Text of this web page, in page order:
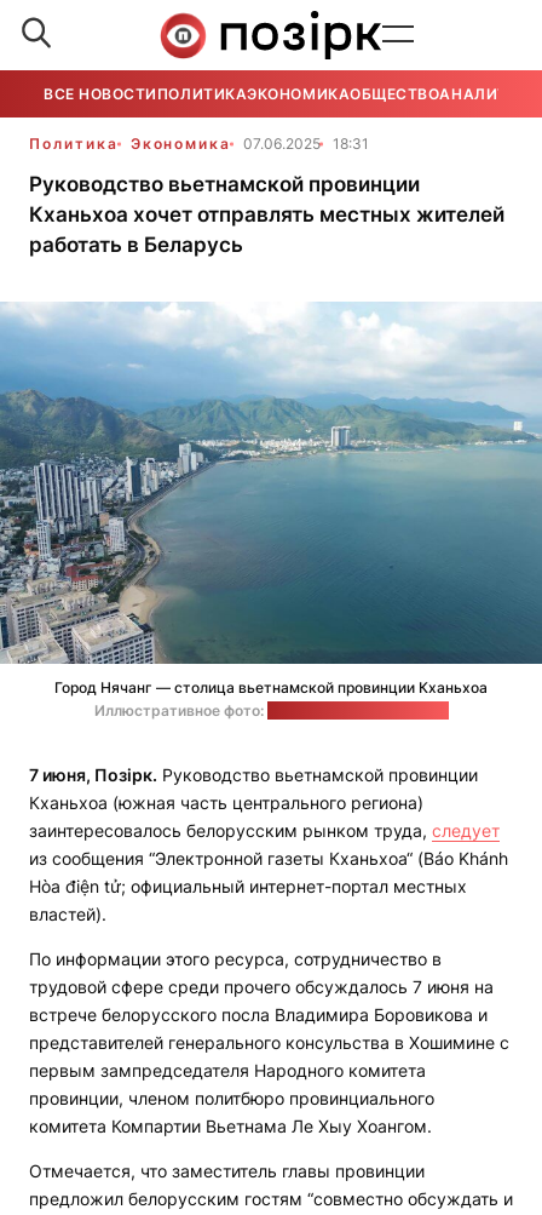
ВСЕ НОВОСТИ ПОЛИТИКАЭКОНОМИКАОБЩЕСТВОАНАЛИТИКА
Политика Экономика 07.06.2025 18:31
Руководство вьетнамской провинции
Кханьхоа хочет отправлять местных жителей
работать в Беларусь
Город Нячанг — столица вьетнамской провинции Кханьхоа
Иллюстративное фото:
7 июня, Позірк. Руководство вьетнамской провинции
Кханьхоа (южная часть центрального региона)
заинтересовалось белорусским рынком труда, следует
из сообщения “Электронной газеты Кханьхоа“ (Báo Khánh
Hòa điện tử; официальный интернет-портал местных
властей).
По информации этого ресурса, сотрудничество в
трудовой сфере среди прочего обсуждалось 7 июня на
встрече белорусского посла Владимира Боровикова и
представителей генерального консульства в Хошимине с
первым зампредседателя Народного комитета
провинции, членом политбюро провинциального
комитета Компартии Вьетнама Ле Хыу Хоангом.
Отмечается, что заместитель главы провинции
предложил белорусским гостям “совместно обсуждать и